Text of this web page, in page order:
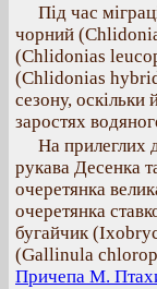
Під час
чорний
(Chlidonias
(Chlidonias
сезону, оскільки
заростях
На прилеглих
рукава Десенка
очеретянка
очеретянка
бугайчик
(Gallinula
Причепа М.